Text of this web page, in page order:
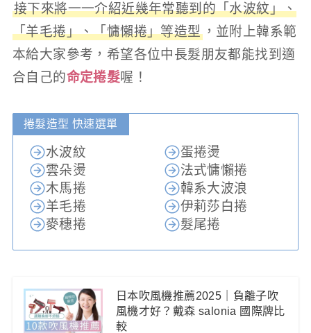
接下來將一一介紹近幾年常聽到的「水波紋」、
「羊毛捲」、「慵懶捲」等造型，並附上韓系範
本給大家參考，希望各位中長髮朋友都能找到適
合自己的命定捲髮喔！
捲髮造型 快速選單
水波紋
雲朵燙
木馬捲
羊毛捲
麥穗捲
蛋捲燙
法式慵懶捲
韓系大波浪
伊莉莎白捲
髮尾捲
日本吹風機推薦2025｜負離子吹
風機才好？戴森 salonia 國際牌比
較